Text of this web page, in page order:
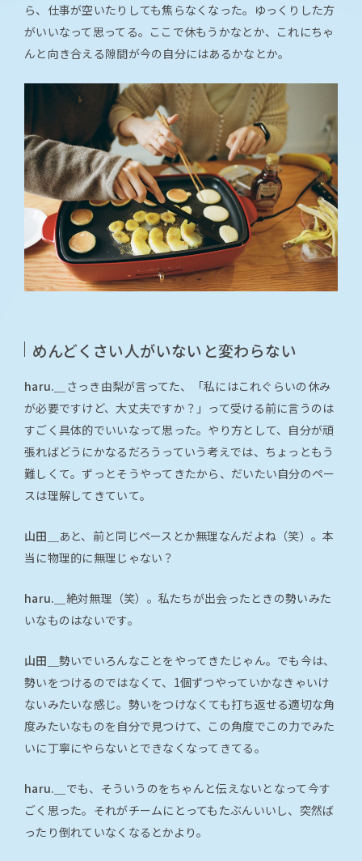
ら、仕事が空いたりしても焦らなくなった。ゆっくりした方
がいいなって思ってる。ここで休もうかなとか、これにちゃ
んと向き合える隙間が今の自分にはあるかなとか。
めんどくさい人がいないと変わらない
haru.＿
さっき由梨が言ってた、「私にはこれぐらいの休み
が必要ですけど、大丈夫ですか？」って受ける前に言うのは
すごく具体的でいいなって思った。やり方として、自分が頑
張ればどうにかなるだろうっていう考えでは、ちょっともう
難しくて。ずっとそうやってきたから、だいたい自分のペー
スは理解してきていて。
山田＿
あと、前と同じペースとか無理なんだよね（笑）。本
当に物理的に無理じゃない？
haru.＿ 絶対無理（笑）。私たちが出会ったときの勢いみた
いなものはないです。
山田＿ 勢いでいろんなことをやってきたじゃん。でも今は、
勢いをつけるのではなくて、1個ずつやっていかなきゃいけ
ないみたいな感じ。勢いをつけなくても打ち返せる適切な角
度みたいなものを自分で見つけて、この角度でこの力でみた
いに丁寧にやらないとできなくなってきてる。
haru.＿ でも、そういうのをちゃんと伝えないとなって今す
ごく思った。それがチームにとってもたぶんいいし、突然ば
ったり倒れていなくなるとかより。